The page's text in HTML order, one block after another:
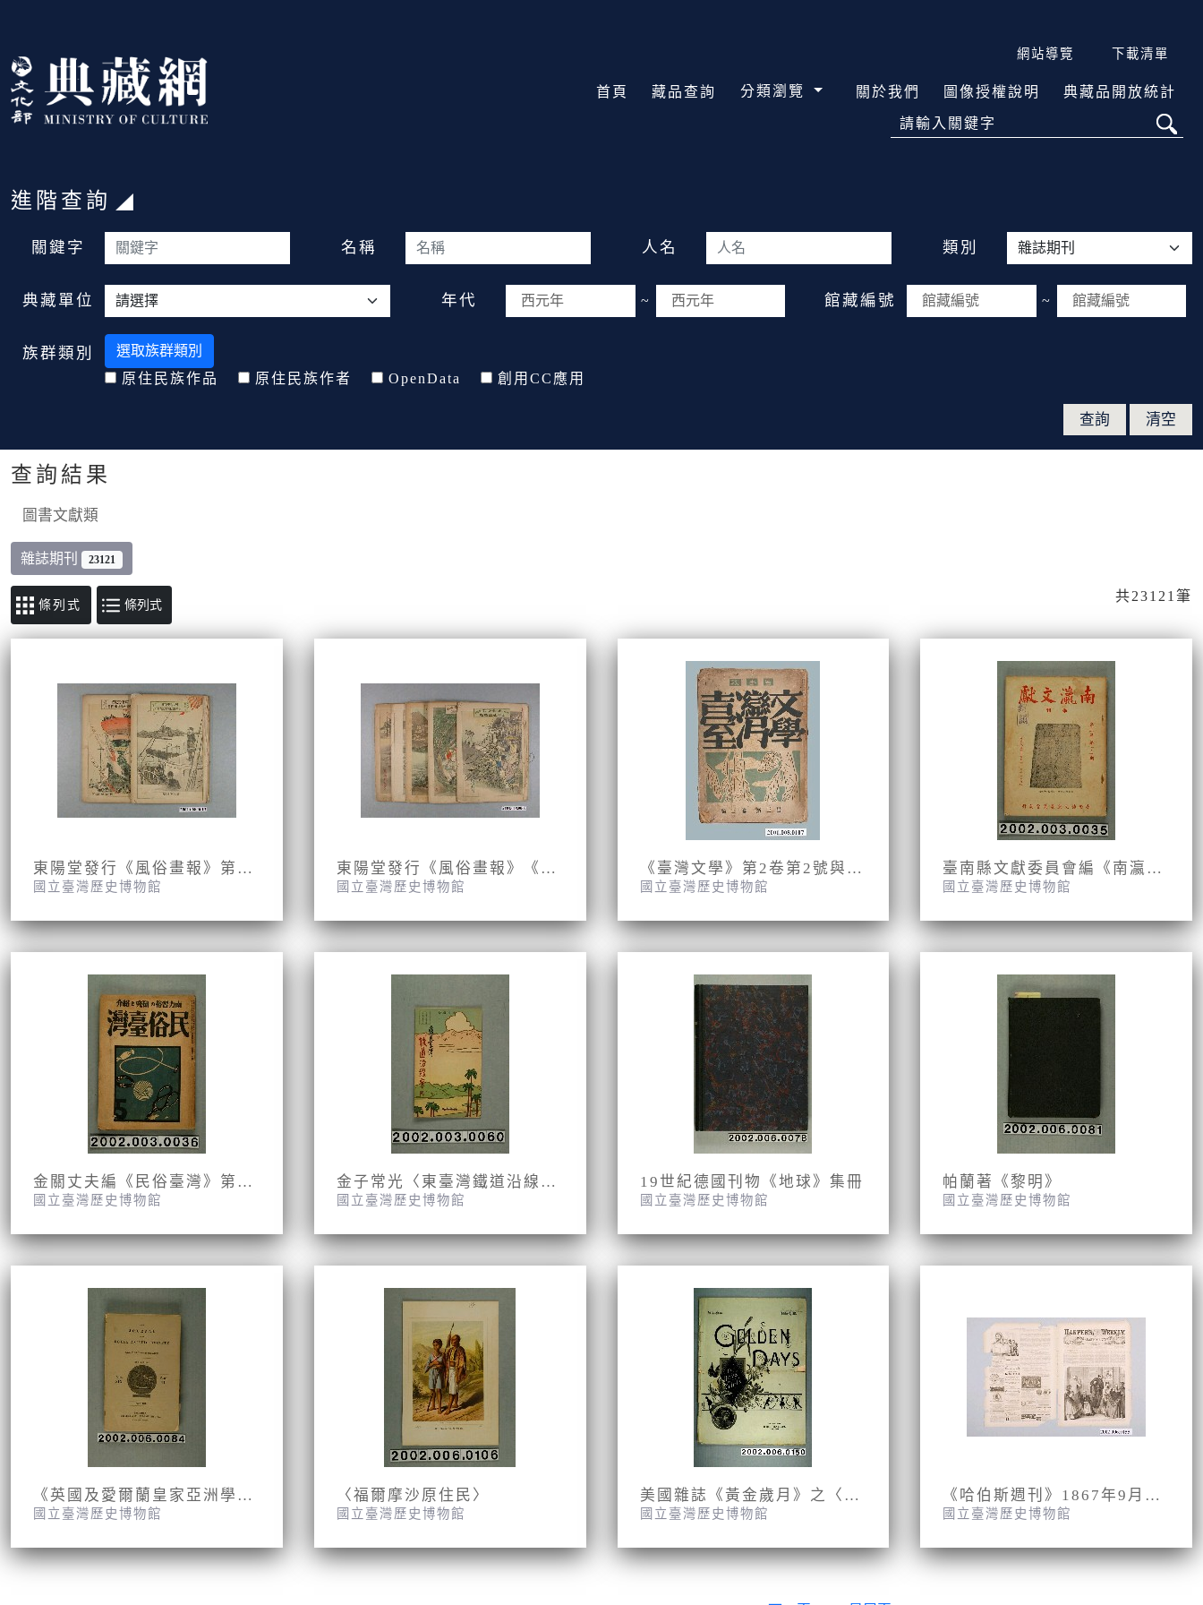
:::
網站導覽 下載清單
首頁 藏品查詢 分類瀏覽 關於我們 圖像授權說明 典藏品開放統計
請輸入關鍵字
:::
進階查詢
關鍵字 名稱 人名 類別
典藏單位 年代 ~ 館藏編號 ~
族群類別
選取族群類別
原住民族作品
原住民族作者 OpenData 創用CC應用
查詢結果
圖書文獻類
雜誌期刊 23121
條列式
共23121筆
東陽堂發行《風俗畫報》第百十一號及百十五號《臺灣土匪掃攘圖繪》第一編及第二編
國立臺灣歷史博物館
東陽堂發行《風俗畫報》《臺灣征討圖繪》第一編至第五編
國立臺灣歷史博物館
《臺灣文學》第2卷第2號與第3卷第3號
國立臺灣歷史博物館
臺南縣文獻委員會編《南瀛文獻》第三卷第一及二期
國立臺灣歷史博物館
金關丈夫編《民俗臺灣》第四卷第五號
國立臺灣歷史博物館
金子常光〈東臺灣鐵道沿線案內〉
國立臺灣歷史博物館
19世紀德國刊物《地球》集冊
國立臺灣歷史博物館
帕蘭著《黎明》
國立臺灣歷史博物館
《英國及愛爾蘭皇家亞洲學會期刊》第19卷
國立臺灣歷史博物館
〈福爾摩沙原住民〉
國立臺灣歷史博物館
美國雜誌《黃金歲月》之〈流落到福爾摩沙〉
國立臺灣歷史博物館
《哈伯斯週刊》1867年9月7日散頁
國立臺灣歷史博物館